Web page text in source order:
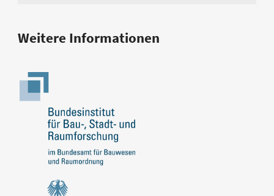
Weitere Informationen